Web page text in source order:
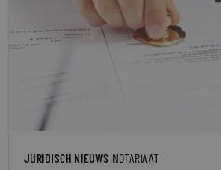
JURIDISCH NIEUWS NOTARIAAT